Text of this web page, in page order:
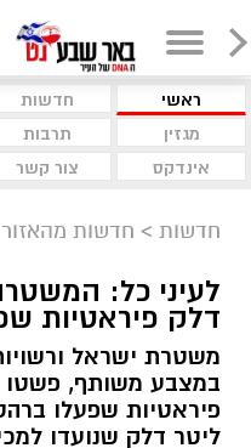
ראשי חדשות
מגזין
תרבות
אינדקס
צור קשר
חדשות > חדשות מהאזור
דלק פיראטיות
משטרת ישראל
ליטר דלק שנועדו